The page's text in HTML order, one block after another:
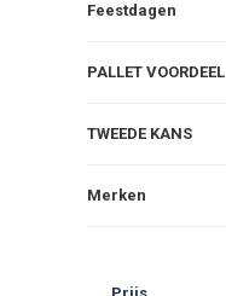
Feestdagen
PALLET VOORDEEL
TWEEDE KANS
Merken